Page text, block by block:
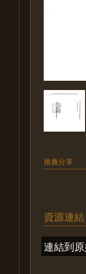
推薦分享
資源連結
連結到